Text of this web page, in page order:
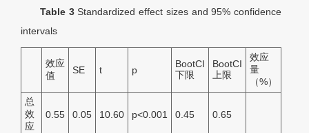
Table 3 Standardized effect sizes and 95% confidence
intervals
效应
值
SE t p
BootCI
下限
BootCI
上限
效应
量
（%）
总
效
应
0.55 0.05 10.60 p<0.001 0.45 0.65